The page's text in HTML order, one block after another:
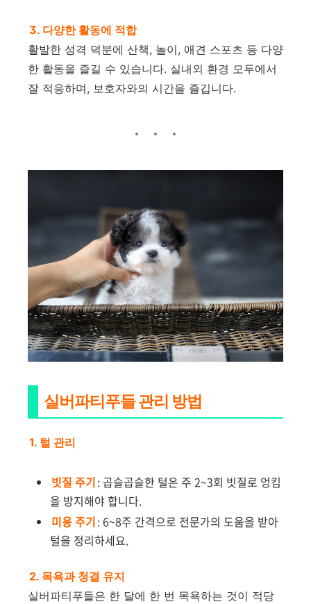
3. 다양한 활동에 적합
활발한 성격 덕분에 산책, 놀이, 애견 스포츠 등 다양
한 활동을 즐길 수 있습니다. 실내외 환경 모두에서
잘 적응하며, 보호자와의 시간을 즐깁니다.
실버파티푸들 관리 방법
1. 털 관리
빗질 주기: 곱슬곱슬한 털은 주 2~3회 빗질로 엉킴
을 방지해야 합니다.
미용 주기: 6~8주 간격으로 전문가의 도움을 받아
털을 정리하세요.
2. 목욕과 청결 유지
실버파티푸들은 한 달에 한 번 목욕하는 것이 적당